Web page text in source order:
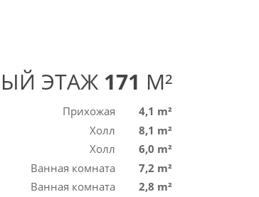
ЭТАЖ 171 M²
Прихожая
4,1 m²
Холл
8,1 m²
Холл
6,0 m²
Ванная комната
7,2 m²
Ванная комната
2,8 m²